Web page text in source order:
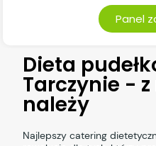
Panel
Dieta
Tarczynie -
należy
Najlepszy catering